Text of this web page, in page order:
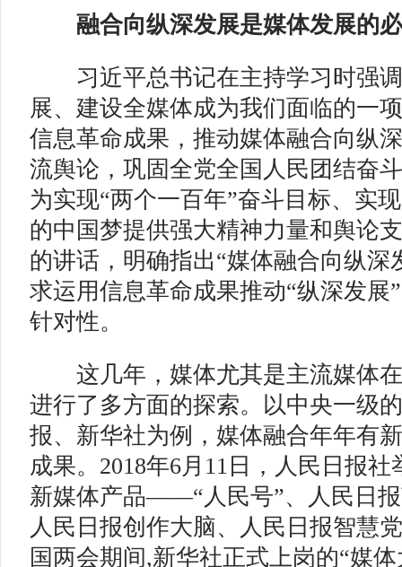
融合向纵深发展是媒体发展的
习近平总书记在主持学习时强调
展、建设全媒体成为我们面临的一
信息革命成果，推动媒体融合向纵
流舆论，巩固全党全国人民团结奋
为实现“两个一百年”奋斗目标、实
的中国梦提供强大精神力量和舆论
的讲话，明确指出“媒体融合向纵深
求运用信息革命成果推动“纵深发展
针对性。
这几年，媒体尤其是主流媒体在
进行了多方面的探索。以中央一级
报、新华社为例，媒体融合年年有
成果。2018年6月11日，人民日报
新媒体产品——“人民号”、人民日
人民日报创作大脑、人民日报智慧
国两会期间,新华社正式上岗的“媒